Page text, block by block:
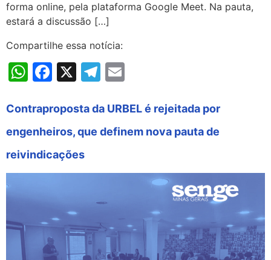
forma online, pela plataforma Google Meet. Na pauta,
estará a discussão […]
Compartilhe essa notícia:
WhatsApp
Facebook
X Telegram
Contraproposta da URBEL é rejeitada por
engenheiros, que definem nova pauta de
reivindicações